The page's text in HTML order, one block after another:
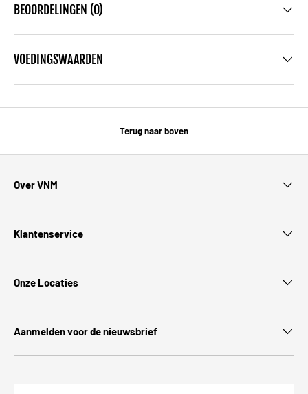
BEOORDELINGEN (0)
VOEDINGSWAARDEN
Terug naar boven
Over VNM
Klantenservice
Onze Locaties
Aanmelden voor de nieuwsbrief